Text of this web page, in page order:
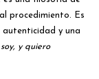
procedimiento. Es
y una
y quiero